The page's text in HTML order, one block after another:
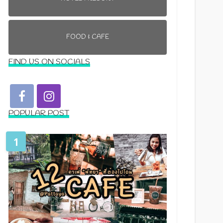
FOOD & CAFE
FIND US ON SOCIALS
POPULAR POST
1